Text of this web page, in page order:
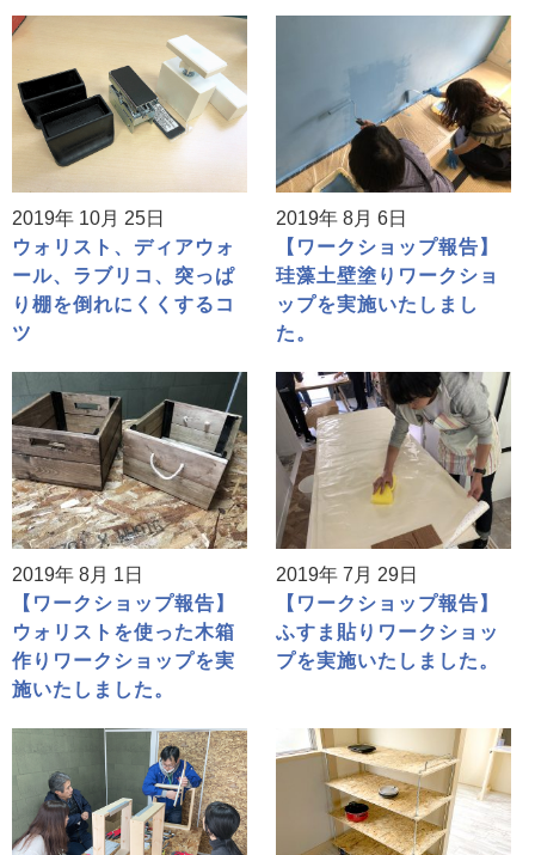
2019年 10月 25日
ウォリスト、ディアウォ
ール、ラブリコ、突っぱ
り棚を倒れにくくするコ
ツ
2019年 8月 6日
【ワークショップ報告】
珪藻土壁塗りワークショ
ップを実施いたしまし
た。
2019年 8月 1日
【ワークショップ報告】
ウォリストを使った木箱
作りワークショップを実
施いたしました。
2019年 7月 29日
【ワークショップ報告】
ふすま貼りワークショッ
プを実施いたしました。